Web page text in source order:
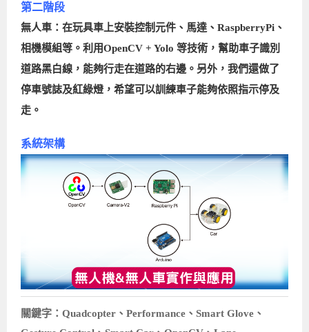
第二階段
無人車：在玩具車上安裝控制元件、馬達、RaspberryPi、
相機模組等。利用OpenCV + Yolo 等技術，幫助車子識別
道路黑白線，能夠行走在道路的右邊。另外，我們還做了
停車號誌及紅綠燈，希望可以訓練車子能夠依照指示停及
走。
系統架構
關鍵字：Quadcopter、Performance、Smart Glove、